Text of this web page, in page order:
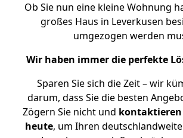
Ob Sie nun eine kleine Wohnung
großes Haus in Leverkusen
umgezogen werden
Wir haben immer die perfekte
Sparen Sie sich die Zeit – wir
darum, dass Sie die besten
Zögern Sie nicht und kontaktieren
heute, um Ihren